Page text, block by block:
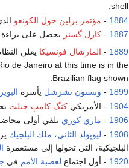
shell.
1884
- مؤتمر برلين حول الكونغو
1887
-كارل گسنر يحصل على براءة
1889
- المارشال فونسيكا يعلن
de Janeiro at this time is in the
Brazilian flag shown.
1899
- ونستون تشرشل يأسره البوير
1904 - الأمريكيكنگ كامپ جيلت
1906
- ماري كوري تلقي أولى
1908
- ليوپولد الثاني، ملك البلجيك
البلجيكية، التي تحولها إلى مستعمرة
1920 - أول اجتماع لعصبة الأمم في